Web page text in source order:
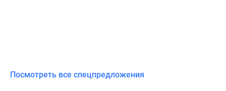
Посмотреть все спецпредложения